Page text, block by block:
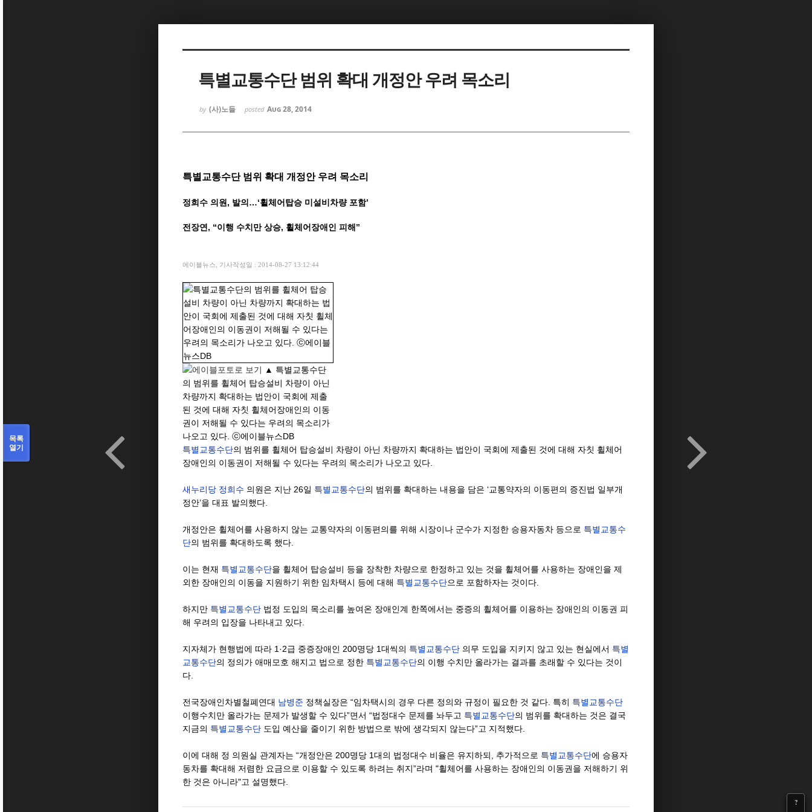
특별교통수단 범위 확대 개정안 우려 목소리
by (사)노들 posted Aug 28, 2014
?
특별교통수단 범위 확대 개정안 우려 목소리
정희수 의원, 발의…‘휠체어탑승 미설비차량 포함’
전장연, “이행 수치만 상승, 휠체어장애인 피해”
에이블뉴스, 기사작성일 : 2014-08-27 13:12:44
▲ 특별교통수단
의 범위를 휠체어 탑승설비 차량이 아닌
차량까지 확대하는 법안이 국회에 제출
된 것에 대해 자칫 휠체어장애인의 이동
권이 저해될 수 있다는 우려의 목소리가
나오고 있다. ⓒ에이블뉴스DB
특별교통수단의 범위를 휠체어 탑승설비 차량이 아닌 차량까지 확대하는 법안이 국회에 제출된 것에 대해 자칫 휠체어
장애인의 이동권이 저해될 수 있다는 우려의 목소리가 나오고 있다.
새누리당 정희수 의원은 지난 26일 특별교통수단의 범위를 확대하는 내용을 담은 ‘교통약자의 이동편의 증진법 일부개
정안’을 대표 발의했다.
개정안은 휠체어를 사용하지 않는 교통약자의 이동편의를 위해 시장이나 군수가 지정한 승용자동차 등으로 특별교통수
단의 범위를 확대하도록 했다.
이는 현재 특별교통수단을 휠체어 탑승설비 등을 장착한 차량으로 한정하고 있는 것을 휠체어를 사용하는 장애인을 제
외한 장애인의 이동을 지원하기 위한 임차택시 등에 대해 특별교통수단으로 포함하자는 것이다.
하지만 특별교통수단 법정 도입의 목소리를 높여온 장애인계 한쪽에서는 중증의 휠체어를 이용하는 장애인의 이동권 피
해 우려의 입장을 나타내고 있다.
지자체가 현행법에 따라 1·2급 중증장애인 200명당 1대씩의 특별교통수단 의무 도입을 지키지 않고 있는 현실에서 특별
교통수단의 정의가 애매모호 해지고 법으로 정한 특별교통수단의 이행 수치만 올라가는 결과를 초래할 수 있다는 것이
다.
전국장애인차별철폐연대 남병준 정책실장은 “임차택시의 경우 다른 정의와 규정이 필요한 것 같다. 특히 특별교통수단
이행수치만 올라가는 문제가 발생할 수 있다”면서 “법정대수 문제를 놔두고 특별교통수단의 범위를 확대하는 것은 결국
지금의 특별교통수단 도입 예산을 줄이기 위한 방법으로 밖에 생각되지 않는다”고 지적했다.
이에 대해 정 의원실 관계자는 “개정안은 200명당 1대의 법정대수 비율은 유지하되, 추가적으로 특별교통수단에 승용자
동차를 확대해 저렴한 요금으로 이용할 수 있도록 하려는 취지”라며 "휠체어를 사용하는 장애인의 이동권을 저해하기 위
한 것은 아니라"고 설명했다.
목록
열기
Sketchbook5, 스케치북5
Sketchbook5, 스케치북5